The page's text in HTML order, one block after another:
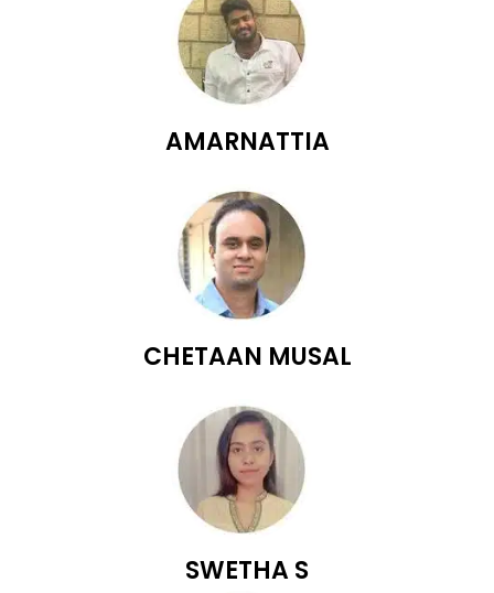
AMARNATTIA
CHETAAN MUSAL
SWETHA S